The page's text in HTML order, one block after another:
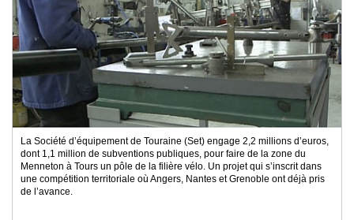
La Société d’équipement de Touraine (Set) engage 2,2 millions d’euros,
dont 1,1 million de subventions publiques, pour faire de la zone du
Menneton à Tours un pôle de la filière vélo. Un projet qui s’inscrit dans
une compétition territoriale où Angers, Nantes et Grenoble ont déjà pris
de l’avance.